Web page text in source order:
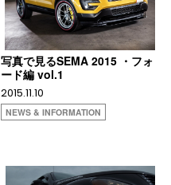
写真で見るSEMA 2015 ・フォ
ード編 vol.1
2015.11.10
NEWS & INFORMATION